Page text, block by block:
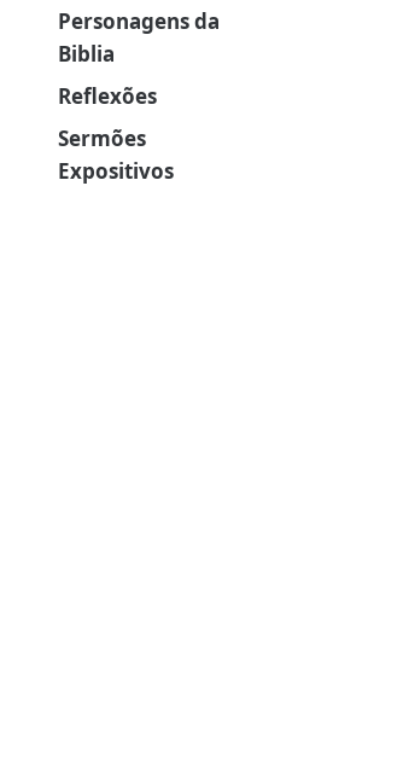
Personagens da
Biblia
Reflexões
Sermões
Expositivos